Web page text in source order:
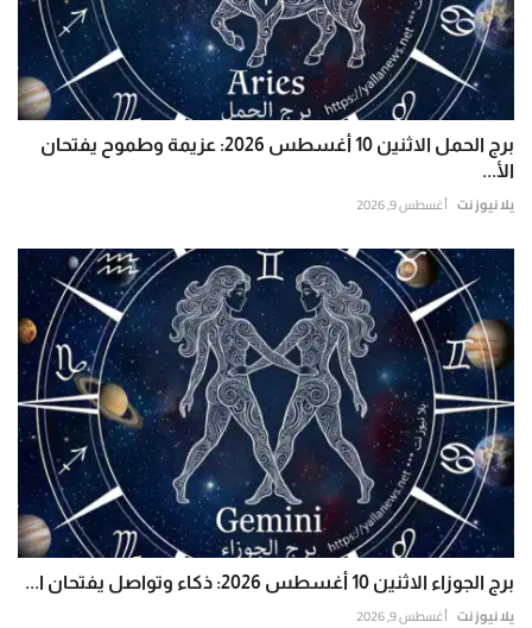
برج الحمل الاثنين 10 أغسطس 2026: عزيمة وطموح يفتحان
الأ...
يلا نيوز نت أغسطس 9, 2026
برج الجوزاء الاثنين 10 أغسطس 2026: ذكاء وتواصل يفتحان ا...
يلا نيوز نت أغسطس 9, 2026